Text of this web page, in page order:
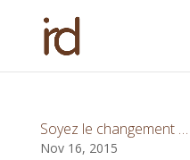
Soyez le changement …
Nov 16, 2015